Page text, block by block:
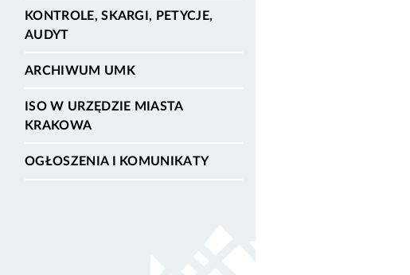
KONTROLE, SKARGI, PETYCJE,
AUDYT
ARCHIWUM UMK
ISO W URZĘDZIE MIASTA
KRAKOWA
OGŁOSZENIA I KOMUNIKATY